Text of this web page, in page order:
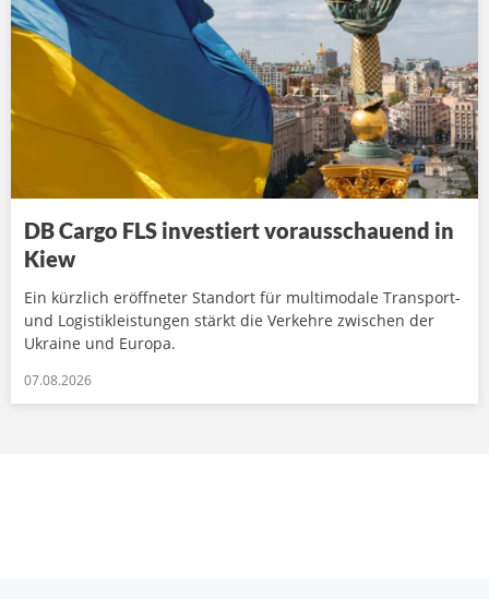
DB Cargo FLS investiert vorausschauend in
Kiew
Ein kürzlich eröffneter Standort für multimodale Transport-
und Logistikleistungen stärkt die Verkehre zwischen der
Ukraine und Europa.
07.08.2026